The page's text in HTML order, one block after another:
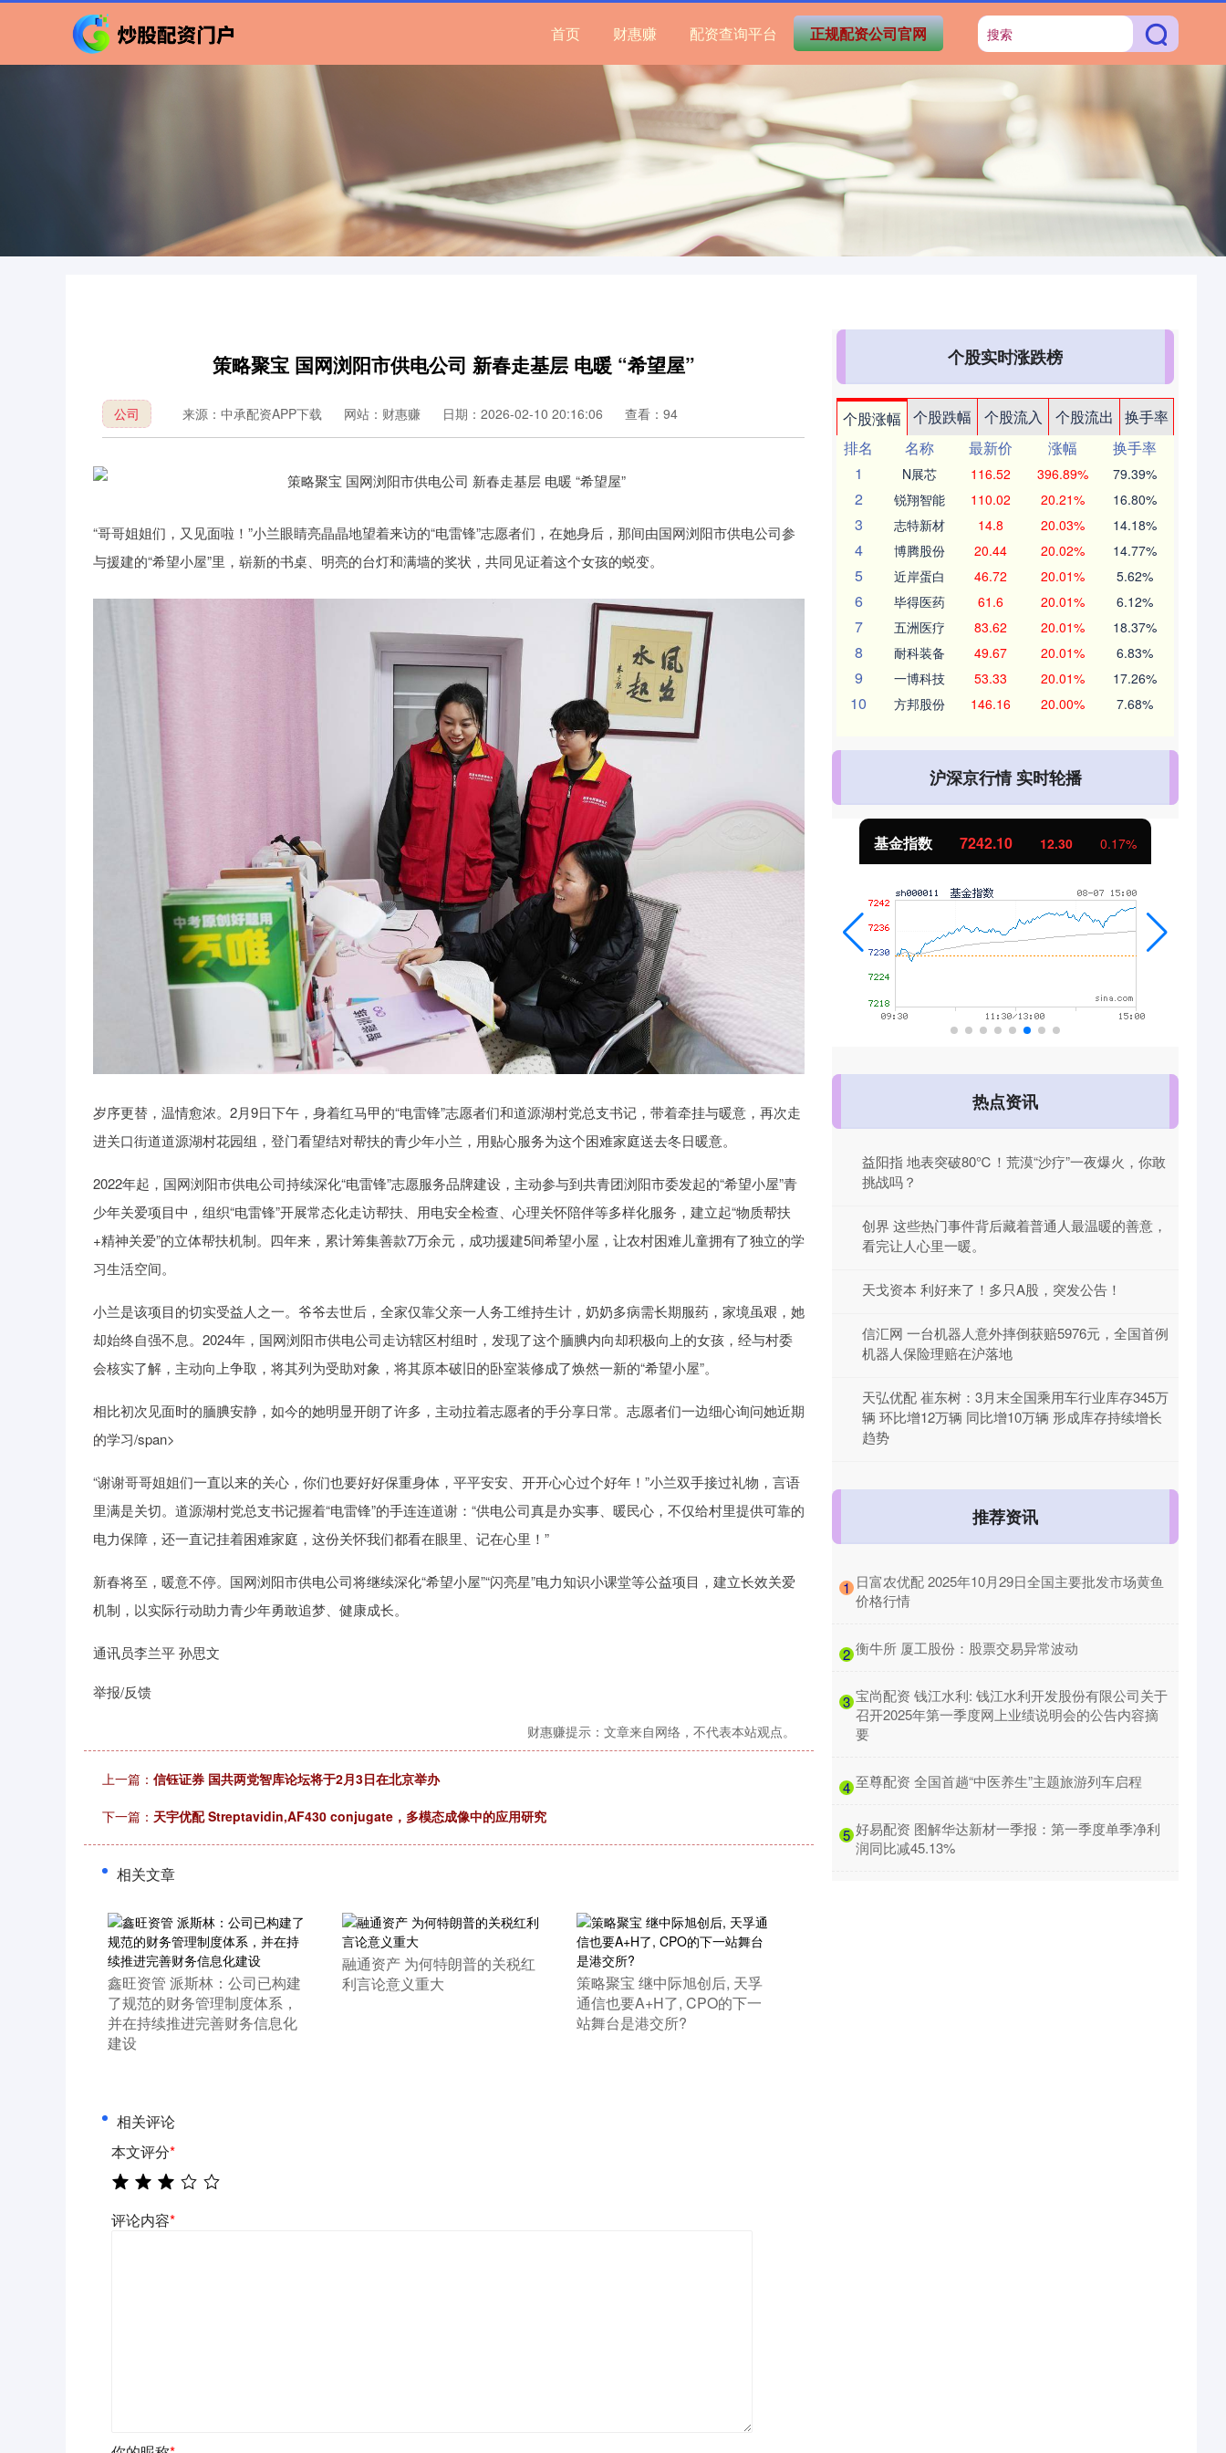
首页 财惠赚 配资查询平台 正规配资公司官网
策略聚宝 国网浏阳市供电公司 新春走基层 电暖 “希望屋”
公司 来源：中承配资APP下载 网站：财惠赚 日期：2026-02-10 20:16:06 查看：94
“哥哥姐姐们，又见面啦！”小兰眼睛亮晶晶地望着来访的“电雷锋”志愿者们，在她身后，那间由国网浏阳市供电公司参
与援建的“希望小屋”里，崭新的书桌、明亮的台灯和满墙的奖状，共同见证着这个女孩的蜕变。
岁序更替，温情愈浓。2月9日下午，身着红马甲的“电雷锋”志愿者们和道源湖村党总支书记，带着牵挂与暖意，再次走
进关口街道道源湖村花园组，登门看望结对帮扶的青少年小兰，用贴心服务为这个困难家庭送去冬日暖意。
2022年起，国网浏阳市供电公司持续深化“电雷锋”志愿服务品牌建设，主动参与到共青团浏阳市委发起的“希望小屋”青
少年关爱项目中，组织“电雷锋”开展常态化走访帮扶、用电安全检查、心理关怀陪伴等多样化服务，建立起“物质帮扶
+精神关爱”的立体帮扶机制。四年来，累计筹集善款7万余元，成功援建5间希望小屋，让农村困难儿童拥有了独立的学
习生活空间。
小兰是该项目的切实受益人之一。爷爷去世后，全家仅靠父亲一人务工维持生计，奶奶多病需长期服药，家境虽艰，她
却始终自强不息。2024年，国网浏阳市供电公司走访辖区村组时，发现了这个腼腆内向却积极向上的女孩，经与村委
会核实了解，主动向上争取，将其列为受助对象，将其原本破旧的卧室装修成了焕然一新的“希望小屋”。
相比初次见面时的腼腆安静，如今的她明显开朗了许多，主动拉着志愿者的手分享日常。志愿者们一边细心询问她近期
的学习/span>
“谢谢哥哥姐姐们一直以来的关心，你们也要好好保重身体，平平安安、开开心心过个好年！”小兰双手接过礼物，言语
里满是关切。道源湖村党总支书记握着“电雷锋”的手连连道谢：“供电公司真是办实事、暖民心，不仅给村里提供可靠的
电力保障，还一直记挂着困难家庭，这份关怀我们都看在眼里、记在心里！”
新春将至，暖意不停。国网浏阳市供电公司将继续深化“希望小屋”“闪亮星”电力知识小课堂等公益项目，建立长效关爱
机制，以实际行动助力青少年勇敢追梦、健康成长。
通讯员李兰平 孙思文
举报/反馈
财惠赚提示：文章来自网络，不代表本站观点。
上一篇： 信钰证券 国共两党智库论坛将于2月3日在北京举办
下一篇： 天宇优配 Streptavidin,AF430 conjugate，多模态成像中的应用研究
相关文章
​鑫旺资管 派斯林：公司已构建
了规范的财务管理制度体系，
并在持续推进完善财务信息化
建设
​融通资产 为何特朗普的关税红
利言论意义重大
​策略聚宝 继中际旭创后, 天孚
通信也要A+H了, CPO的下一
站舞台是港交所?
相关评论
本文评分*
评论内容*
个股实时涨跌榜
个股涨幅 个股跌幅 个股流入 个股流出
换手率
排名
名称 最新价 涨幅
换手率
1
N展芯 116.52 396.89% 79.39%
2 锐翔智能 110.02 20.21% 16.80%
3 志特新材 14.8 20.03% 14.18%
4 博腾股份 20.44 20.02% 14.77%
5 近岸蛋白 46.72 20.01% 5.62%
6 毕得医药 61.6 20.01% 6.12%
7 五洲医疗 83.62 20.01% 18.37%
8 耐科装备 49.67 20.01% 6.83%
9 一博科技 53.33 20.01% 17.26%
10 方邦股份 146.16 20.00% 7.68%
沪深京行情 实时轮播
1134.24 11.37 1.01% 创业板指 3563.12 基金指数 7242.10 12.30 0.17%
热点资讯
益阳指 地表突破80℃！荒漠“沙疗”一夜爆火，你敢
挑战吗？
创界 这些热门事件背后藏着普通人最温暖的善意，
看完让人心里一暖。
天戈资本 利好来了！多只A股，突发公告！
信汇网 一台机器人意外摔倒获赔5976元，全国首例
机器人保险理赔在沪落地
天弘优配 崔东树：3月末全国乘用车行业库存345万
辆 环比增12万辆 同比增10万辆 形成库存持续增长
趋势
推荐资讯
1 ​日富农优配 2025年10月29日全国主要批发市场黄鱼
价格行情
2 ​衡牛所 厦工股份：股票交易异常波动
3 ​宝尚配资 钱江水利: 钱江水利开发股份有限公司关于
召开2025年第一季度网上业绩说明会的公告内容摘
要
4 ​至尊配资 全国首趟“中医养生”主题旅游列车启程
5 ​好易配资 图解华达新材一季报：第一季度单季净利
润同比减45.13%